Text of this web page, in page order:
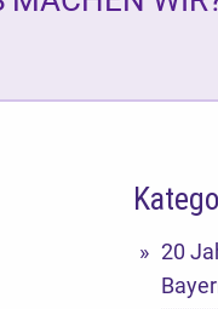
20